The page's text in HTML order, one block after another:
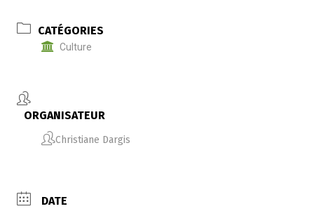
CATÉGORIES
Culture
ORGANISATEUR
Christiane Dargis
DATE